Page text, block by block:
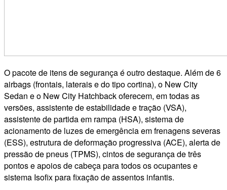
O pacote de itens de segurança é outro destaque. Além de 6
airbags (frontais, laterais e do tipo cortina), o New City
Sedan e o New City Hatchback oferecem, em todas as
versões, assistente de estabilidade e tração (VSA),
assistente de partida em rampa (HSA), sistema de
acionamento de luzes de emergência em frenagens severas
(ESS), estrutura de deformação progressiva (ACE), alerta de
pressão de pneus (TPMS), cintos de segurança de três
pontos e apoios de cabeça para todos os ocupantes e
sistema Isofix para fixação de assentos infantis.